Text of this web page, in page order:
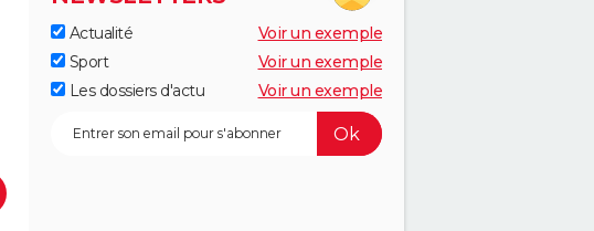
Actualité
Voir un exemple
Sport
Voir un exemple
Les dossiers d'actu
Voir un exemple